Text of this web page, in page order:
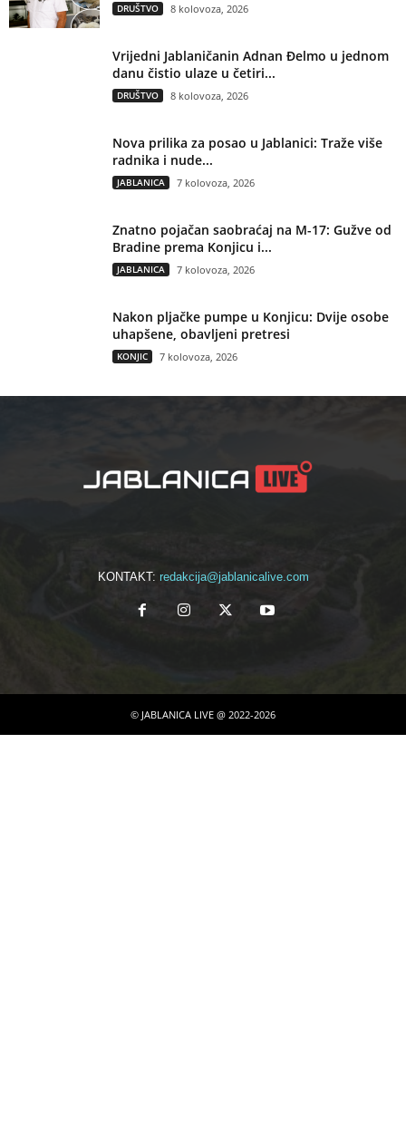
DRUŠTVO 8 kolovoza, 2026
Vrijedni Jablaničanin Adnan Đelmo u jednom
danu čistio ulaze u četiri...
DRUŠTVO 8 kolovoza, 2026
Nova prilika za posao u Jablanici: Traže više
radnika i nude...
JABLANICA 7 kolovoza, 2026
Znatno pojačan saobraćaj na M-17: Gužve od
Bradine prema Konjicu i...
JABLANICA 7 kolovoza, 2026
Nakon pljačke pumpe u Konjicu: Dvije osobe
uhapšene, obavljeni pretresi
KONJIC 7 kolovoza, 2026
KONTAKT: redakcija@jablanicalive.com
© JABLANICA LIVE @ 2022-2026